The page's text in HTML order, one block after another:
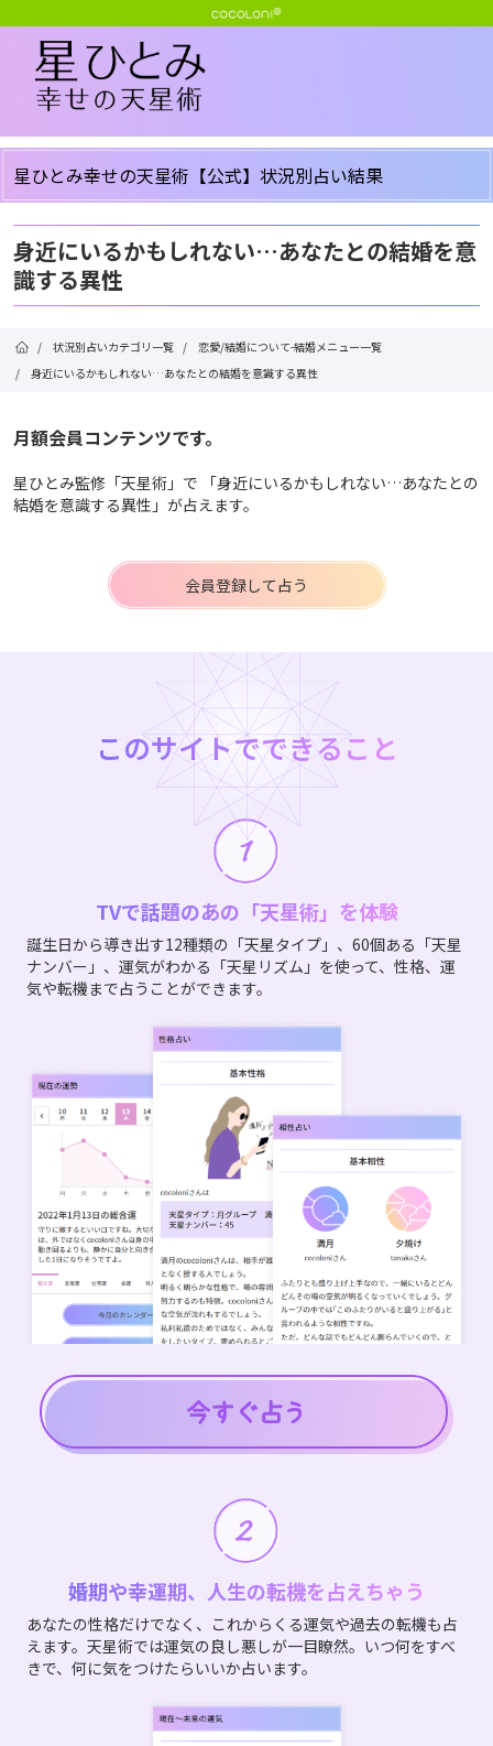
星ひとみ幸せの天星術【公式】状況別占い結果
身近にいるかもしれない…あなたとの結婚を意
識する異性
/ 状況別占いカテゴリ一覧 /
恋愛/結婚について-結婚メニュー一覧
/
身近にいるかもしれない…あなたとの結婚を意識する異性
月額会員コンテンツです。
星ひとみ監修「天星術」で 「身近にいるかもしれない…あなたとの
結婚を意識する異性」が占えます。
会員登録して占う
このサイトでできること
TVで話題のあの「天星術」を体験
誕生日から導き出す12種類の「天星タイプ」、60個ある「天星
ナンバー」、運気がわかる「天星リズム」を使って、性格、運
気や転機まで占うことができます。
婚期や幸運期、人生の転機を占えちゃう
あなたの性格だけでなく、これからくる運気や過去の転機も占
えます。天星術では運気の良し悪しが一目瞭然。いつ何をすべ
きで、何に気をつけたらいいか占います。